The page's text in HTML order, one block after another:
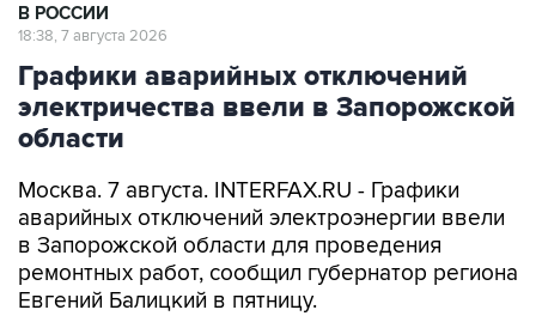
В РОССИИ
18:38, 7 августа 2026
Графики аварийных отключений
электричества ввели в Запорожской
области
Москва. 7 августа. INTERFAX.RU - Графики
аварийных отключений электроэнергии ввели
в Запорожской области для проведения
ремонтных работ, сообщил губернатор региона
Евгений Балицкий в пятницу.